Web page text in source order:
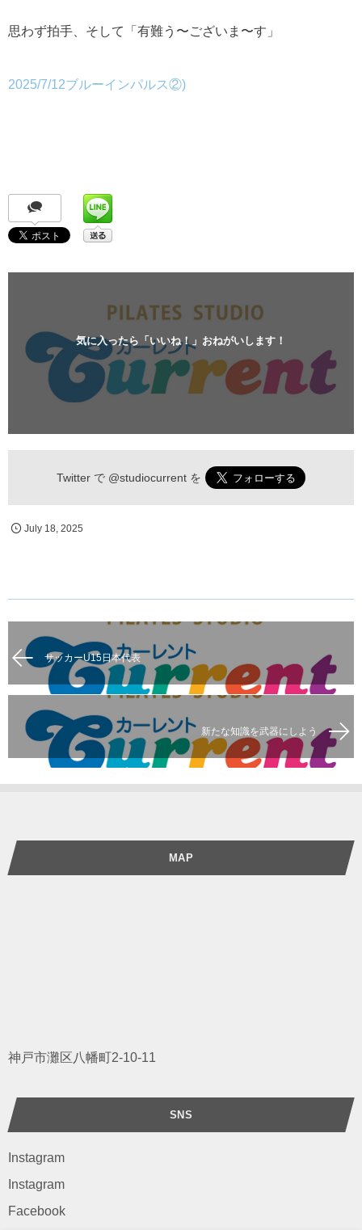
思わず拍手、そして「有難う〜ございま〜す」
2025/7/12ブルーインパルス②)
気に入ったら「いいね！」おねがいします！
Twitter で @studiocurrent を
July 18, 2025
サッカーU15日本代表
新たな知識を武器にしよう
MAP
神戸市灘区八幡町2-10-11
SNS
Instagram
Instagram
Facebook